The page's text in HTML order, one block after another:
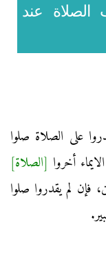
الصلاة عند
على الصلاة صلوا
أخروا [الصلاة]
فإن لم يقدروا صلوا